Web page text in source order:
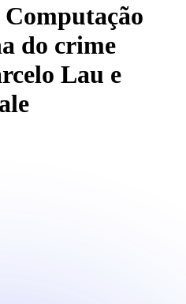
do crime
Lau e